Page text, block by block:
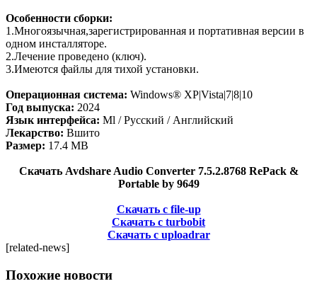
Особенности сборки:
1.Многоязычная,зарегистрированная и портативная версии в
одном инсталляторе.
2.Лечение проведено (ключ).
3.Имеются файлы для тихой установки.
Операционная система: Windows® XP|Vista|7|8|10
Год выпуска: 2024
Язык интерфейса: Ml / Русский / Английский
Лекарство: Вшито
Размер: 17.4 MB
Скачать Avdshare Audio Converter 7.5.2.8768 RePack &
Portable by 9649
Скачать с file-up
Скачать с turbobit
Скачать с uploadrar
[related-news]
Похожие новости